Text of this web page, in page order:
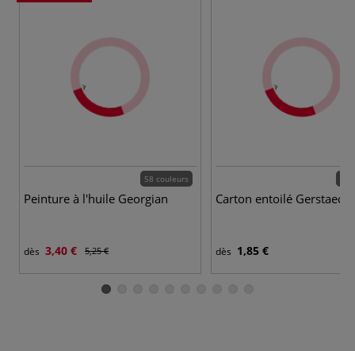
58 couleurs
Peinture à l'huile Georgian
dès 3,40 € 5,25 €
Carton entoilé
dès 1,85 €